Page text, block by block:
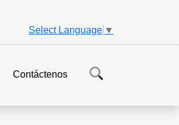
Select Language ▼
Contáctenos